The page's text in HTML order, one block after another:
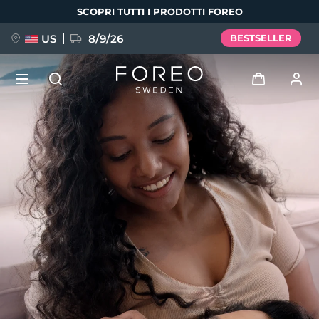
SCOPRI TUTTI I PRODOTTI FOREO
US 8/9/26 BESTSELLER
Profilo utente
I miei dispositivi
I miei ordini
I miei indirizzi
I miei abbonamenti
NUOVO
FAQ™ Pure Beauty-Tech Elixir
BREAKING NEWS
issa™ Teeth Whitening Set
Lingua
English Deutsch
Español
Français
Italiano
Português
Polski
Svenska
Русский
Türkçe
简体中文 繁體中文